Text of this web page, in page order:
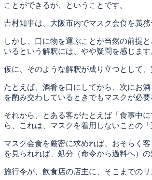
ことができるか、ということです。
吉村知事は、大阪市内でマスク会食を義
しかし、口に物を運ぶことが当然の前提
いるという解釈には、やや疑問を感じます
仮に、そのような解釈が成り立つとして
たとえば、酒肴を口にしてから、次にお
を酌み交わしているときでもマスクが必
それから、とある客がたとえば「食事中
ら、これは、マスクを着用しないことの
マスク会食を厳密に求めれば、おそらく
を見られれば、処分（命令から過料へ）の
施行令が、飲食店の店主に、そこまでの